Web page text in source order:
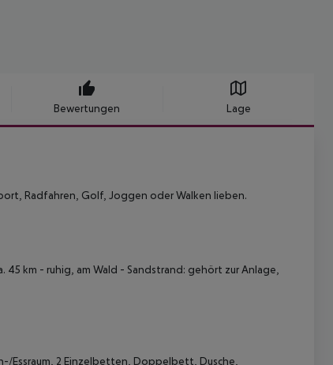
Bewertungen Lage
Radfahren, Golf, Joggen oder Walken lieben.
km - ruhig, am Wald - Sandstrand: gehört zur Anlage,
Essraum, 2 Einzelbetten, Doppelbett, Dusche,